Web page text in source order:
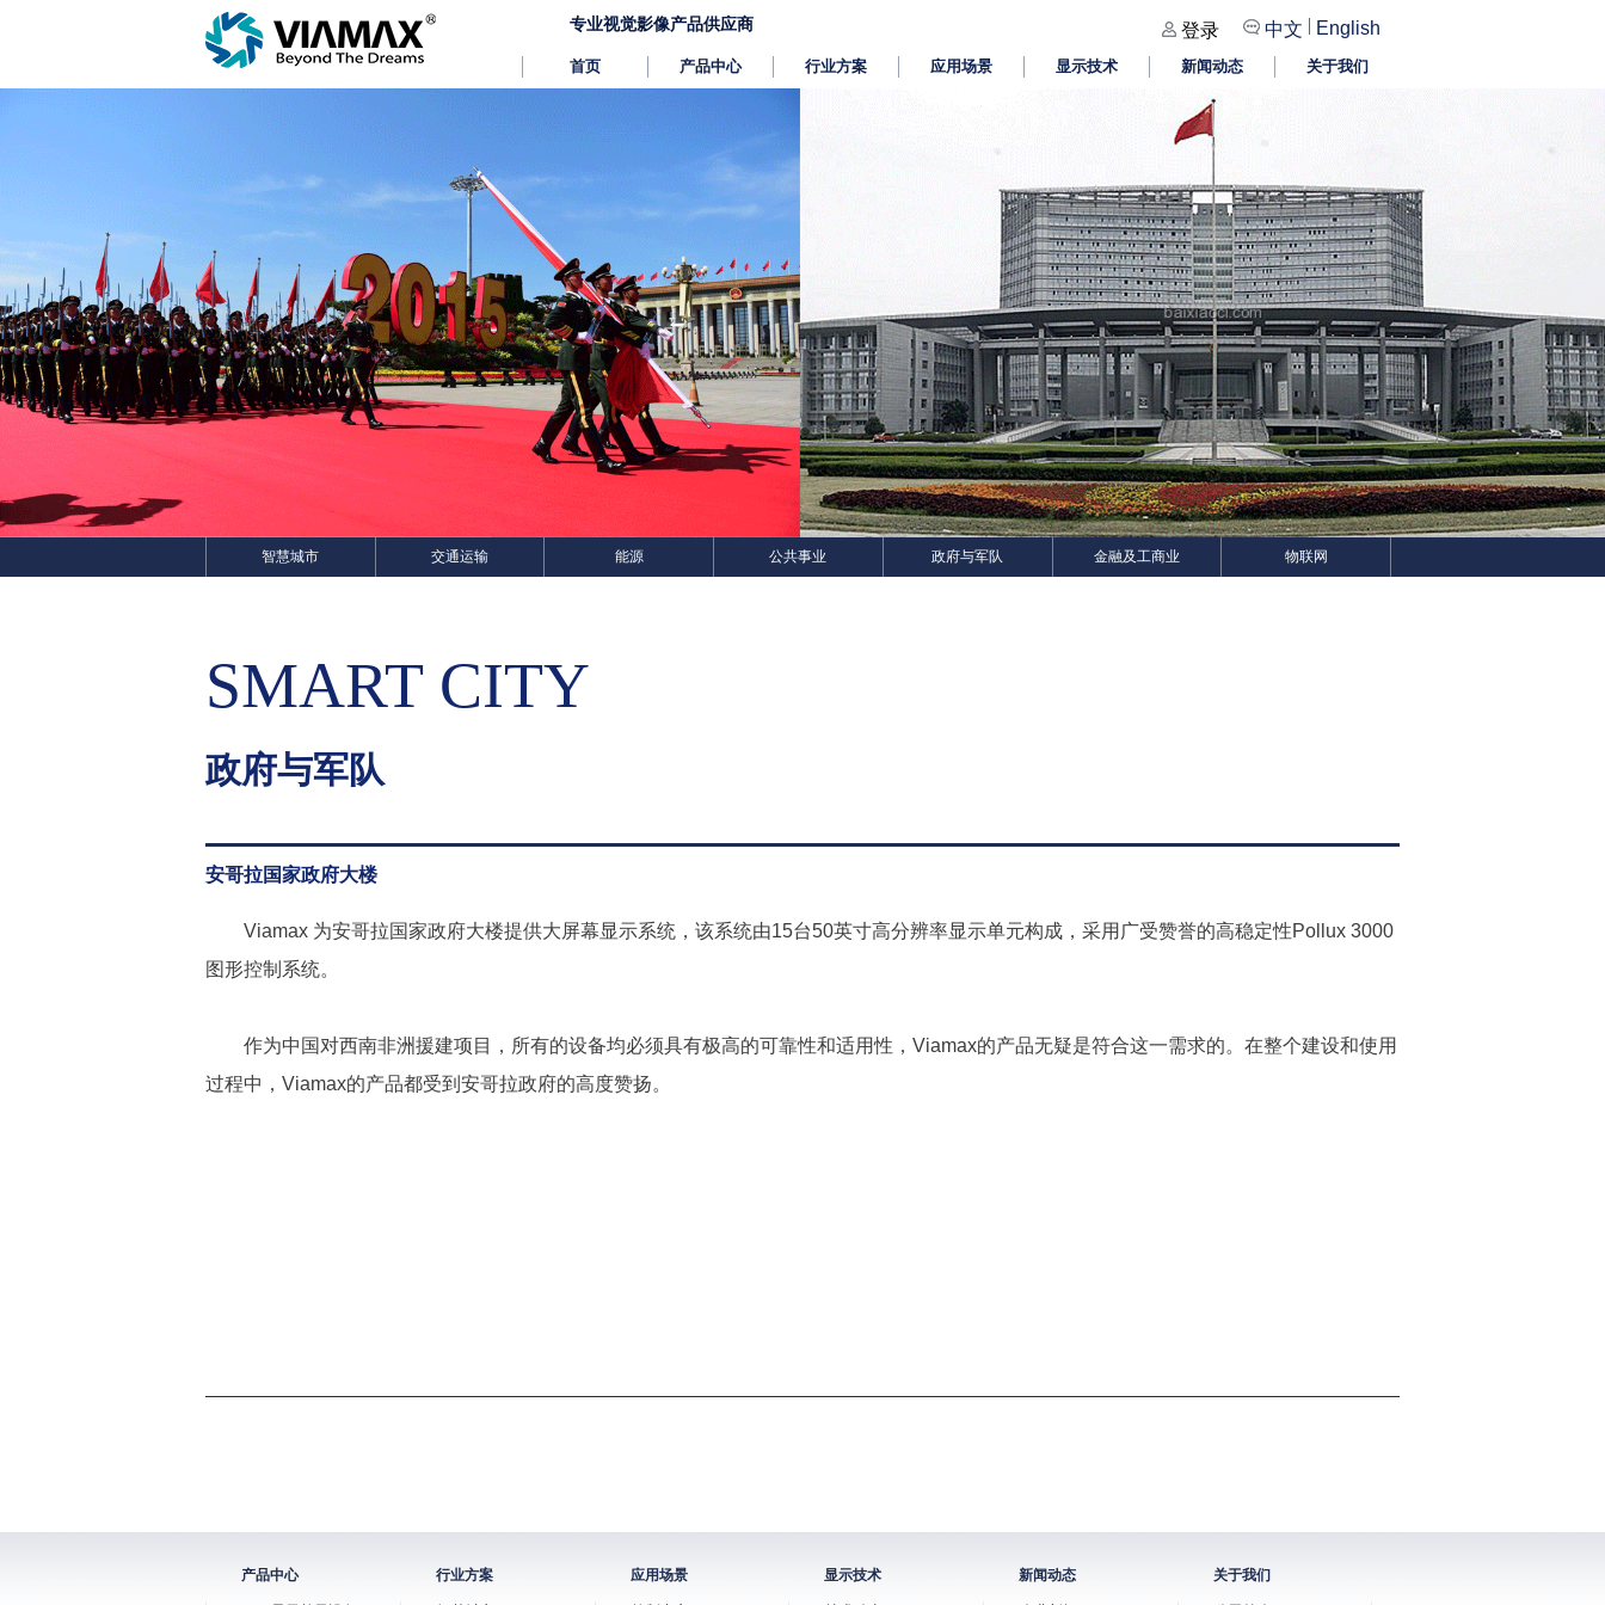
登录 中文 | English
专业视觉影像产品供应商
首页 产品中心 行业方案 应用场景 显示技术 新闻动态 关于我们
智慧城市 交通运输 能源 公共事业 政府与军队 金融及工商业 物联网
SMART CITY
政府与军队
安哥拉国家政府大楼
Viamax 为安哥拉国家政府大楼提供大屏幕显示系统，该系统由15台50英寸高分辨率显示单元构成，采用广受赞誉的高稳定性Pollux 3000
图形控制系统。
作为中国对西南非洲援建项目，所有的设备均必须具有极高的可靠性和适用性，Viamax的产品无疑是符合这一需求的。在整个建设和使用
过程中，Viamax的产品都受到安哥拉政府的高度赞扬。
产品中心 行业方案 应用场景 显示技术 新闻动态 关于我们